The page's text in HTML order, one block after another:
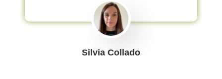
Silvia Collado